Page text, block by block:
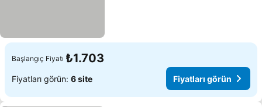
Başlangıç Fiyatı ₺1.703
Fiyatları görün: 6 site Fiyatları görün